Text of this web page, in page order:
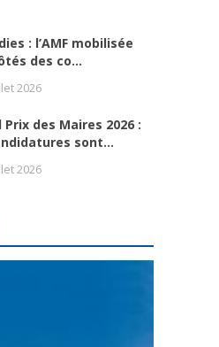
: l’AMF mobilisée
des co...
2026
Prix des Maires 2026 :
sont...
2026